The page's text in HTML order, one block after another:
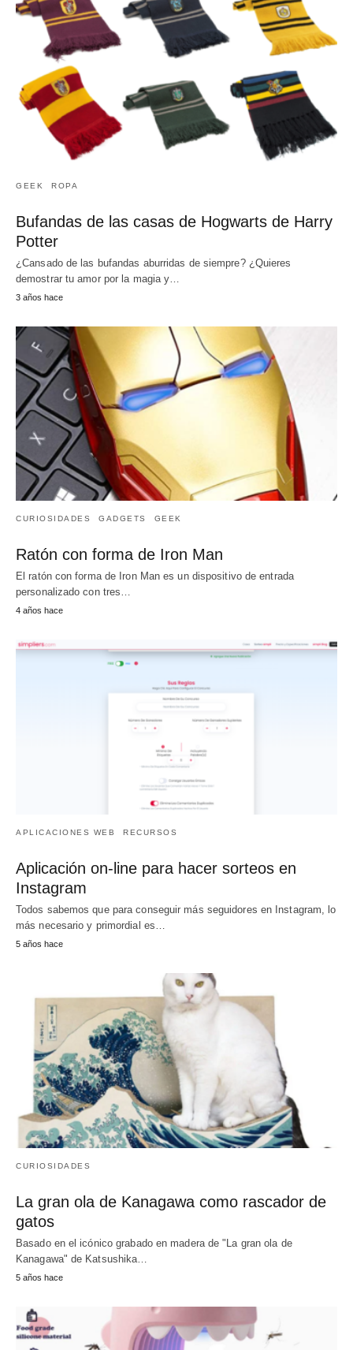
GEEK ROPA
Bufandas de las casas de Hogwarts de Harry
Potter
¿Cansado de las bufandas aburridas de siempre? ¿Quieres
demostrar tu amor por la magia y…
3 años hace
CURIOSIDADES GADGETS GEEK
Ratón con forma de Iron Man
El ratón con forma de Iron Man es un dispositivo de entrada
personalizado con tres…
4 años hace
APLICACIONES WEB RECURSOS
Aplicación on-line para hacer sorteos en
Instagram
Todos sabemos que para conseguir más seguidores en Instagram, lo
más necesario y primordial es…
5 años hace
CURIOSIDADES
La gran ola de Kanagawa como rascador de
gatos
Basado en el icónico grabado en madera de "La gran ola de
Kanagawa" de Katsushika…
5 años hace